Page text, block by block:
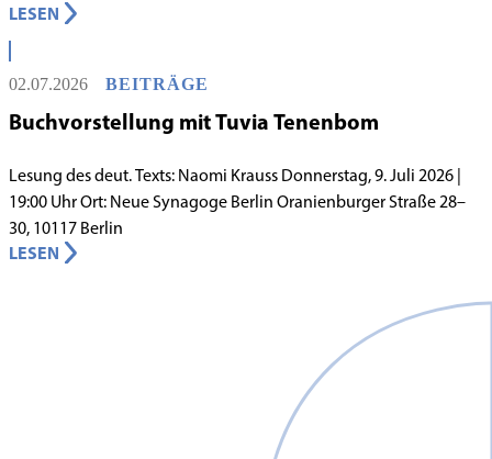
Lebens in Berlin gilt, begann in den 1980er-Jahren unter
schwierigen Voraussetzungen. Vor dem Hintergrund eines
innergemeindlichen Wandels entstand bereits 1983 die Idee, eine
jüdische Grundschule zu gründen.
LESEN
02.07.2026 BEITRÄGE
Buchvorstellung mit Tuvia Tenenbom
Lesung des deut. Texts: Naomi Krauss Donnerstag, 9. Juli 2026 |
19:00 Uhr Ort: Neue Synagoge Berlin Oranienburger Straße 28–
30, 10117 Berlin
LESEN